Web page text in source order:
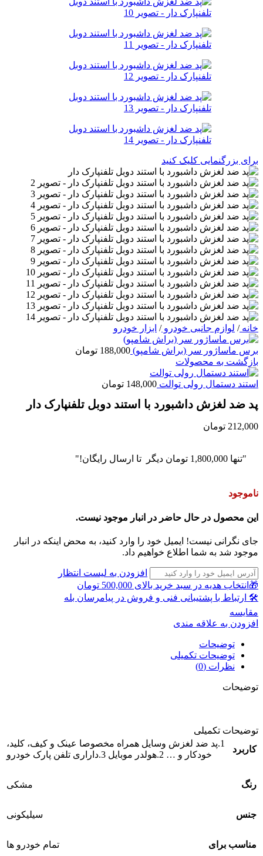
برای بزرگنمایی کلیک کنید
خانه/ لوازم جانبی خودرو/ ابزار خودرو
برس ماساژور سر (براش شامپو) 188,000 تومان
بازگشت به محصولات
استند دستمال رولی توالت 148,000 تومان
پد ضد لغزش داشبورد با استند دوبل تلفنپارک دار
212,000 تومان
"تنها 1,800,000 تومان دیگر تا ارسال رایگان!"
ناموجود
این محصول در حال حاضر در انبار موجود نیست.
جای نگرانی نیست! ایمیل خود را وارد کنید، به محض اینکه در انبار
موجود شد به شما اطلاع خواهیم داد.
افزودن به لیست انتظار
🎁انتخاب هدیه در سبد خرید بالای 500,000 تومان
🛠 ارتباط با پشتیبانی فنی و فروش در پیامرسان بله
مقايسه
افزودن به علاقه مندی
توضیحات
توضیحات تکمیلی
نظرات (0)
توضیحات
توضیحات تکمیلی
کاربرد
1.پد ضد لغزش وسایل همراه مخصوصا عینک و کیف، کلید،
خودکار و … 2.هولدر موبایل 3.داراری تلفن پارک خودرو
رنگ مشکی
جنس سیلیکونی
مناسب برای تمام خودرو ها